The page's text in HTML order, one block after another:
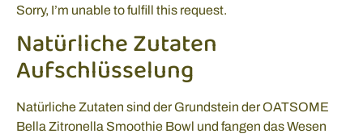
Sorry, I’m unable to fulfill this request.
Natürliche Zutaten
Aufschlüsselung
Natürliche Zutaten sind der Grundstein der OATSOME
Bella Zitronella Smoothie Bowl und fangen das Wesen